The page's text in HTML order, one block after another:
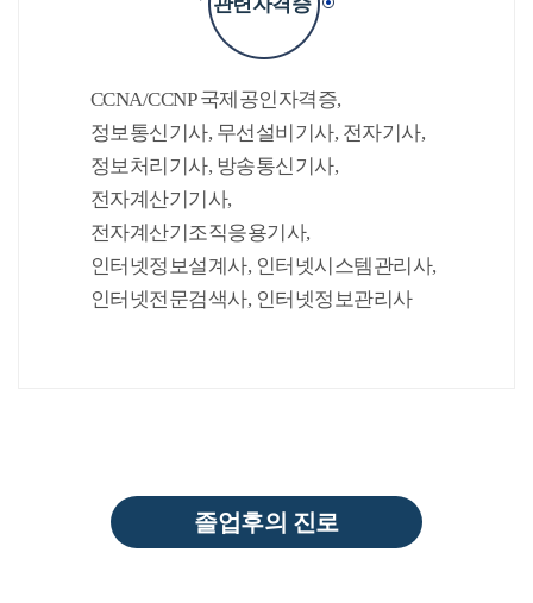
관련자격증
CCNA/CCNP 국제공인자격증,
정보통신기사, 무선설비기사, 전자기사,
정보처리기사, 방송통신기사,
전자계산기기사,
전자계산기조직응용기사,
인터넷정보설계사, 인터넷시스템관리사,
인터넷전문검색사, 인터넷정보관리사
졸업후의 진로